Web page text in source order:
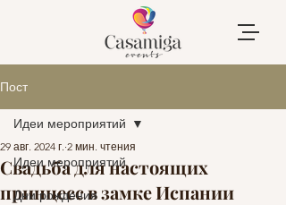
Пост
Идеи мероприятий
Дни рождения
Идеи мероприятий
Свадьба для настоящих
принцесс в замке Испании
29 авг. 2024 г. 2 мин. чтения